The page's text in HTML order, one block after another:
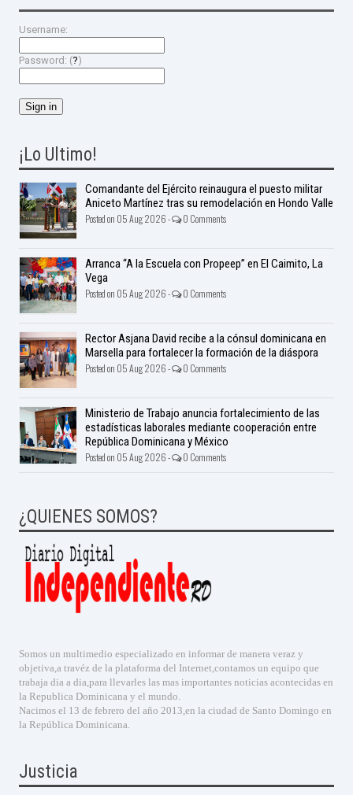
Username:
Password: (?)
¡Lo Ultimo!
Comandante del Ejército reinaugura el puesto militar
Aniceto Martínez tras su remodelación en Hondo Valle
Posted on 05 Aug 2026 - 0 Comments
Arranca “A la Escuela con Propeep” en El Caimito, La
Vega
Posted on 05 Aug 2026 - 0 Comments
Rector Asjana David recibe a la cónsul dominicana en
Marsella para fortalecer la formación de la diáspora
Posted on 05 Aug 2026 - 0 Comments
Ministerio de Trabajo anuncia fortalecimiento de las
estadísticas laborales mediante cooperación entre
República Dominicana y México
Posted on 05 Aug 2026 - 0 Comments
¿QUIENES SOMOS?
Somos un multimedio especializado en informar de manera veraz y
objetiva,a travéz de la plataforma del Internet,contamos un equipo que
trabaja dia a dia,para llevarles las mas importantes noticias acontecidas en
la Republica Dominicana y el mundo.
Nacimos el 13 de febrero del año 2013,en la ciudad de Santo Domingo en
la República Dominicana.
Justicia